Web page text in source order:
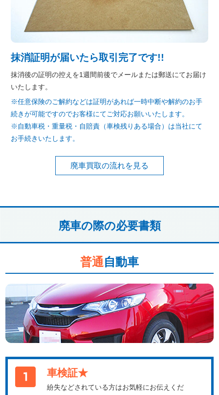
抹消証明が届いたら取引完了です!!
抹消後の証明の控えを1週間前後でメールまたは郵送にてお届け
いたします。
※任意保険のご解約などは証明があれば一時中断や解約のお手
続きが可能ですのでお客様にてご対応お願いいたします。
※自動車税・重量税・自賠責（車検残りある場合）は当社にて
お手続きいたします。
廃車買取の流れを見る
廃車の際の必要書類
普通自動車
車検証★
紛失などされている方はお気軽にお伝えくだ